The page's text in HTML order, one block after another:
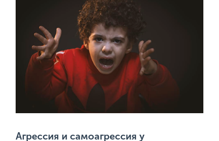
Агрессия и самоагрессия у